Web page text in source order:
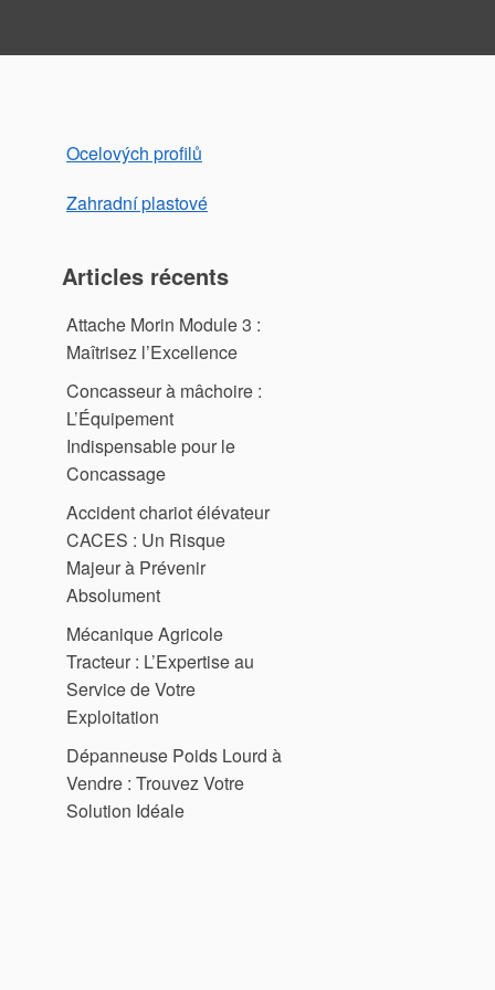
Ocelových profilů
Zahradní plastové
Articles récents
Attache Morin Module 3 :
Maîtrisez l’Excellence
Concasseur à mâchoire :
L’Équipement
Indispensable pour le
Concassage
Accident chariot élévateur
CACES : Un Risque
Majeur à Prévenir
Absolument
Mécanique Agricole
Tracteur : L’Expertise au
Service de Votre
Exploitation
Dépanneuse Poids Lourd à
Vendre : Trouvez Votre
Solution Idéale